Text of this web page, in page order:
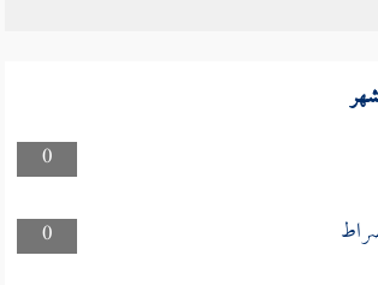
0
0